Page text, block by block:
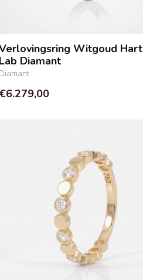
Witgoud
Lab Diamant
Diamant
€6.279,00